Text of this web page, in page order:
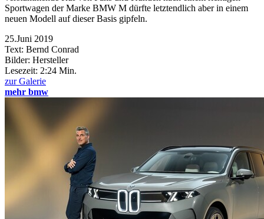
Sportwagen der Marke BMW M dürfte letztendlich aber in einem
neuen Modell auf dieser Basis gipfeln.
25.Juni 2019
Text: Bernd Conrad
Bilder: Hersteller
Lesezeit: 2:24 Min.
zur Galerie
mehr bmw